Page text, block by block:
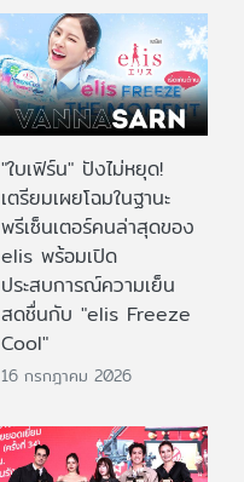
"ใบเฟิร์น" ปังไม่หยุด!
เตรียมเผยโฉมในฐานะ
พรีเซ็นเตอร์คนล่าสุดของ
elis พร้อมเปิด
ประสบการณ์ความเย็น
สดชื่นกับ "elis Freeze
Cool"
16 กรกฎาคม 2026